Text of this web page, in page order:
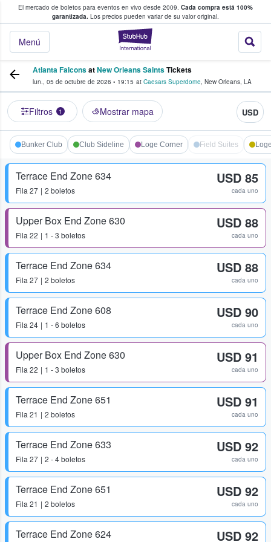
El mercado de boletos para eventos en vivo desde 2009. Cada compra está 100%
garantizada. Los precios pueden variar de su valor original.
StubHub: donde
Menú
fans compran y venden boletos
Atlanta FalconsatNew Orleans SaintsTickets
lun., 05 de octubre de 2026 • 19:15 at Caesars Superdome, New Orleans, LA
Filtros 1 Mostrar mapa USD
Bunker Club Club Sideline Loge Corner Field Suites
Terrace End Zone 634
Fila 27 2 boletos
USD 85
cada uno
Upper Box End Zone 630
Fila 22 1 - 3 boletos
USD 88
cada uno
Terrace End Zone 634
Fila 27 2 boletos
USD 88
cada uno
Terrace End Zone 608
Fila 24 1 - 6 boletos
USD 90
cada uno
Upper Box End Zone 630
Fila 22 1 - 3 boletos
USD 91
cada uno
Terrace End Zone 651
Fila 21 2 boletos
USD 91
cada uno
Terrace End Zone 633
Fila 27 2 - 4 boletos
USD 92
cada uno
Terrace End Zone 651
Fila 21 2 boletos
USD 92
cada uno
Terrace End Zone 624 USD 92